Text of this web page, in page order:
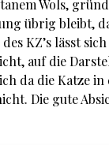
Wols,
übrig bleibt,
KZ’s lässt
auf die
da die Katze
Die gute